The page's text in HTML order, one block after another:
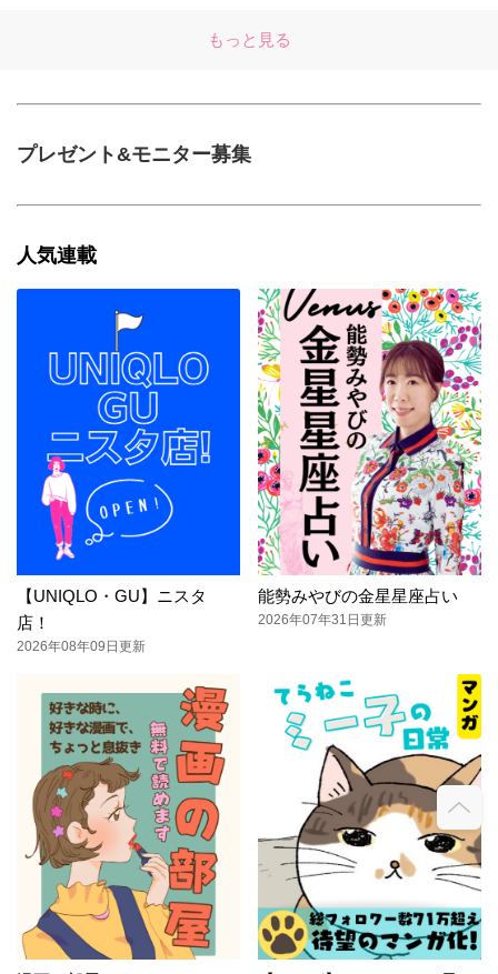
もっと見る
プレゼント&モニター募集
人気連載
【UNIQLO・GU】ニスタ
店！
2026年08年09日更新
能勢みやびの金星星座占い
2026年07年31日更新